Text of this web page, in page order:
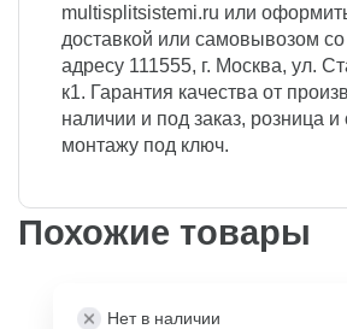
multisplitsistemi.ru или
доставкой или самовывозом
адресу 111555, г. Москва, ул.
к1. Гарантия качества от
наличии и под заказ, розница
монтажу под ключ.
Похожие товары
Нет в наличии